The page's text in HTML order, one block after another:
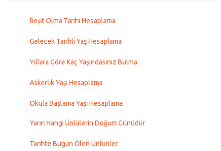
Reşit Olma Tarihi Hesaplama
Gelecek Tarihli Yaş Hesaplama
Yıllara Göre Kaç Yaşındasınız Bulma
Askerlik Yaşı Hesaplama
Okula Başlama Yaşı Hesaplama
Yarın Hangi Ünlülerin Doğum Günüdür
Tarihte Bugün Ölen Ünlünler